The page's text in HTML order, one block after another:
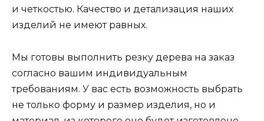
и четкостью. Качество и детализация наших
изделий не имеют равных.
Мы готовы выполнить резку дерева на заказ
согласно вашим индивидуальным
требованиям. У вас есть возможность выбрать
не только форму и размер изделия, но и